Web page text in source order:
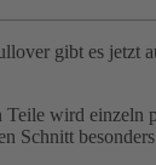
gibt es jetzt
Teile wird einzeln
Schnitt